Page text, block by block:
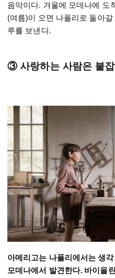
음악이다. 겨울에 모데나에 도
(여름)이 오면 나폴리로 돌아
루를 보낸다.
③ 사랑하는 사람은 붙
아메리고는 나폴리에서는 생
모데나에서 발견한다. 바이올